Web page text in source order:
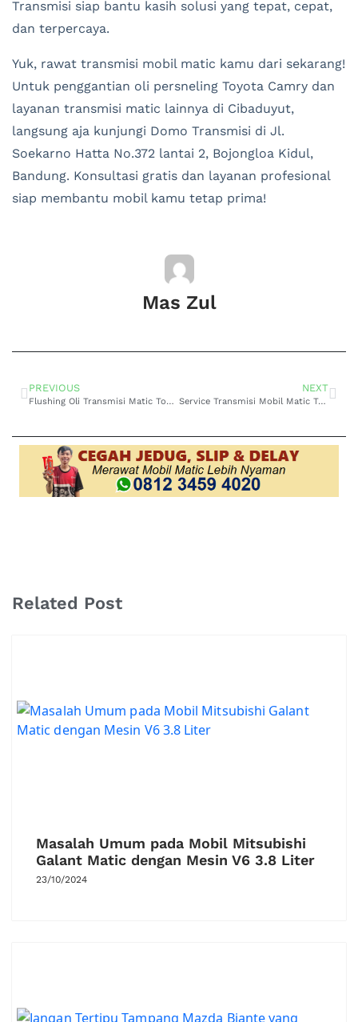
Transmisi siap bantu kasih solusi yang tepat, cepat,
dan terpercaya.
Yuk, rawat transmisi mobil matic kamu dari sekarang!
Untuk penggantian oli persneling Toyota Camry dan
layanan transmisi matic lainnya di Cibaduyut,
langsung aja kunjungi Domo Transmisi di Jl.
Soekarno Hatta No.372 lantai 2, Bojongloa Kidul,
Bandung. Konsultasi gratis dan layanan profesional
siap membantu mobil kamu tetap prima!
Mas Zul
PREVIOUS
Flushing Oli Transmisi Matic Toyota Corolla di Cibaduyut Biar Performa Tetap Nendang!
NEXT
Service Transmisi Mobil Matic Terdekat di Arcamanik Jangan Tunggu Mogok!
Related Post
Masalah Umum pada Mobil Mitsubishi
Galant Matic dengan Mesin V6 3.8 Liter
23/10/2024